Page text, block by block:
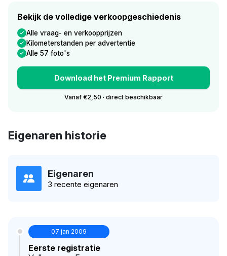
Bekijk de volledige verkoopgeschiedenis
Alle vraag- en verkoopprijzen
Kilometerstanden per advertentie
Alle 57 foto's
Download het Premium Rapport
Vanaf €2,50 · direct beschikbaar
Eigenaren historie
Eigenaren
3 recente eigenaren
07 jan 2009
Eerste registratie